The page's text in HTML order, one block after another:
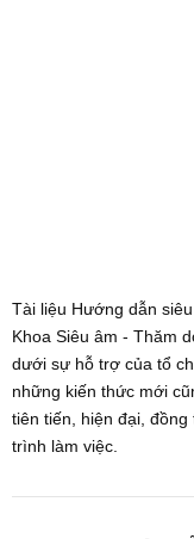
Tài liệu Hướng dẫn
Khoa Siêu âm - Thăm
dưới sự hỗ trợ của tổ
những kiến thức mới
tiên tiến, hiện đại,
trình làm việc.